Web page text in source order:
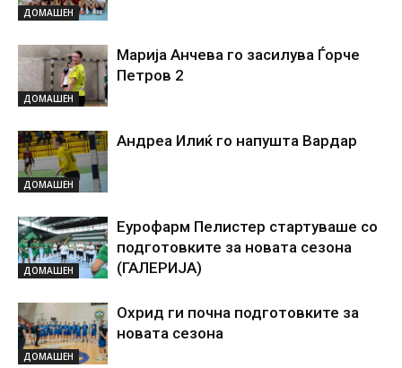
ДОМАШЕН
ДОМАШЕН
Марија Анчева го засилува Ѓорче
Петров 2
ДОМАШЕН
Андреа Илиќ го напушта Вардар
ДОМАШЕН
Еурофарм Пелистер стартуваше со
подготовките за новата сезона
(ГАЛЕРИЈА)
ДОМАШЕН
Охрид ги почна подготовките за
новата сезона